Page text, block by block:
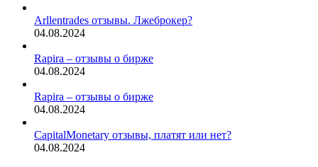
Arllentrades отзывы. Лжеброкер?
04.08.2024
Rapira – отзывы о бирже
04.08.2024
Rapira – отзывы о бирже
04.08.2024
CapitalMonetary отзывы, платят или нет?
04.08.2024